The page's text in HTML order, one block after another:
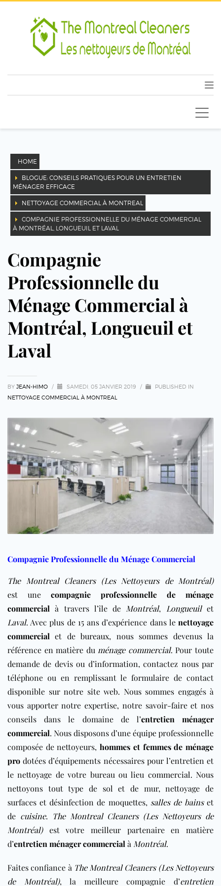
HOME
BLOGUE: CONSEILS PRATIQUES POUR UN ENTRETIEN
MÉNAGER EFFICACE
NETTOYAGE COMMERCIAL À MONTREAL
COMPAGNIE PROFESSIONNELLE DU MÉNAGE COMMERCIAL
À MONTRÉAL, LONGUEUIL ET LAVAL
Compagnie
Professionnelle du
Ménage Commercial à
Montréal, Longueuil et
Laval
BY JEAN-HIMO / SAMEDI, 05 JANVIER 2019 /
PUBLISHED IN
NETTOYAGE COMMERCIAL À MONTREAL
Compagnie Professionnelle du Ménage Commercial
The Montreal Cleaners (Les Nettoyeurs de Montréal)
est une compagnie professionnelle de ménage
commercial à travers l’île de Montréal, Longueuilet
Laval. Avec plus de 15 ans d’expérience dans le nettoyage
commercial et debureaux, nous sommes devenus la
référence en matière du ménage commercial. Pour toute
demande de devis ou d’information, contactez nous par
téléphone ou en remplissant le formulaire de contact
disponible sur notre site web. Nous sommes engagés à
vous apporter notre expertise, notre savoir-faire et nos
conseils dans le domaine de l’entretien ménager
commercial. Nous disposons d’une équipe professionnelle
composée de nettoyeurs,hommes et femmes de ménage
pro dotées d’équipements nécessaires pour l’entretien et
le nettoyage de votre bureau ou lieu commercial. Nous
nettoyons tout type de sol et de mur, nettoyage de
surfaces et désinfection de moquettes, salles de bainset
de cuisine. The Montreal Cleaners (Les Nettoyeurs de
Montréal)est votre meilleur partenaire en matière
d’entretien ménager commercial à Montréal.
Faites confiance à The Montreal Cleaners (Les Nettoyeurs
de Montréal), la meilleure compagnie d’entretien